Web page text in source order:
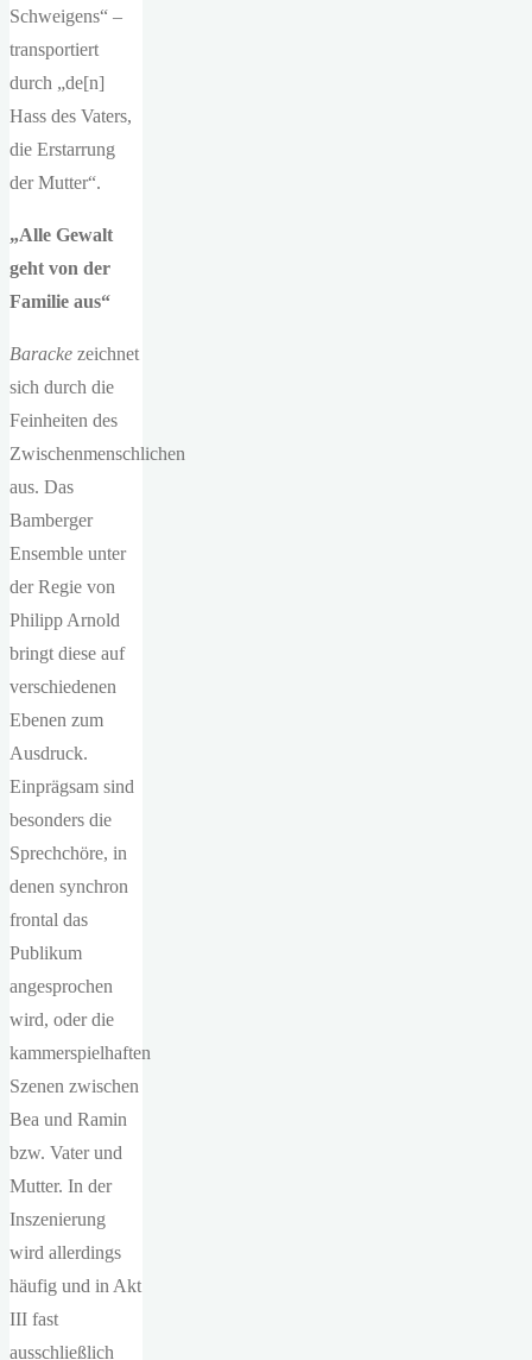
Schweigens“ –
transportiert
durch „de[n]
Hass des Vaters,
die Erstarrung
der Mutter“.
„Alle Gewalt
geht von der
Familie aus“
Baracke zeichnet
sich durch die
Feinheiten des
Zwischenmenschlichen
aus. Das
Bamberger
Ensemble unter
der Regie von
Philipp Arnold
bringt diese auf
verschiedenen
Ebenen zum
Ausdruck.
Einprägsam sind
besonders die
Sprechchöre, in
denen synchron
frontal das
Publikum
angesprochen
wird, oder die
kammerspielhaften
Szenen zwischen
Bea und Ramin
bzw. Vater und
Mutter. In der
Inszenierung
wird allerdings
häufig und in Akt
III fast
ausschließlich